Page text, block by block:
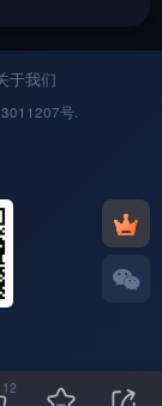
于我们
号.
12